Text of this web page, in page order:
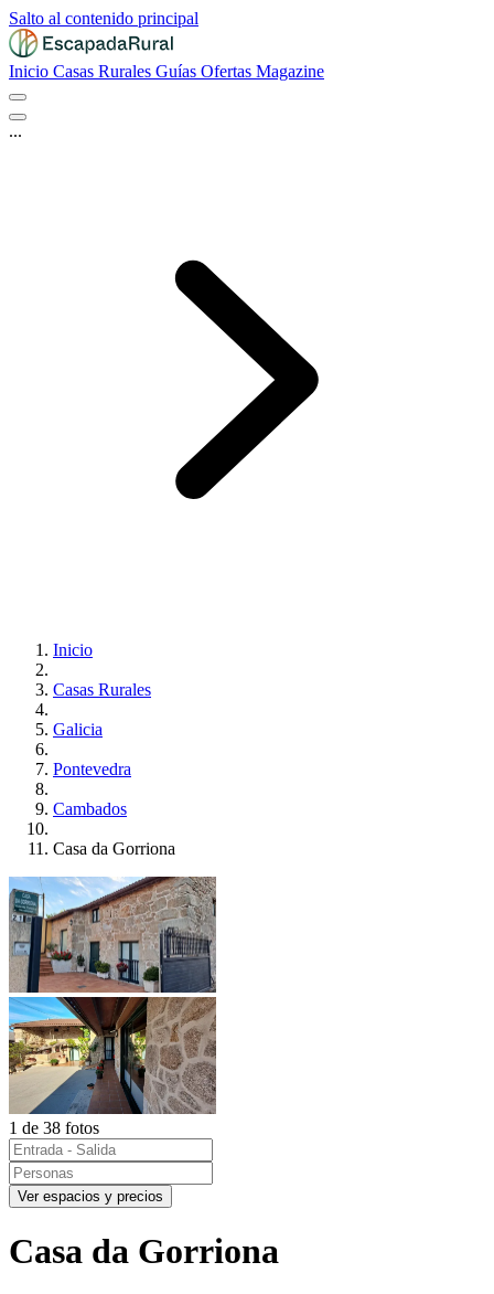
Salto al contenido principal
Inicio Casas Rurales Guías Ofertas Magazine
...
Inicio
Casas Rurales
Galicia
Pontevedra
Cambados
Casa da Gorriona
1 de 38 fotos
Ver espacios y precios
Casa da Gorriona